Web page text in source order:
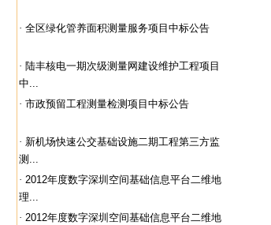
· 全区绿化管养面积测量服务项目中标公告
· 陆丰核电一期次级测量网建设维护工程项目
中...
· 市政预留工程测量检测项目中标公告
· 新机场快速公交基础设施二期工程第三方监
测...
· 2012年度数字深圳空间基础信息平台二维地
理...
· 2012年度数字深圳空间基础信息平台二维地